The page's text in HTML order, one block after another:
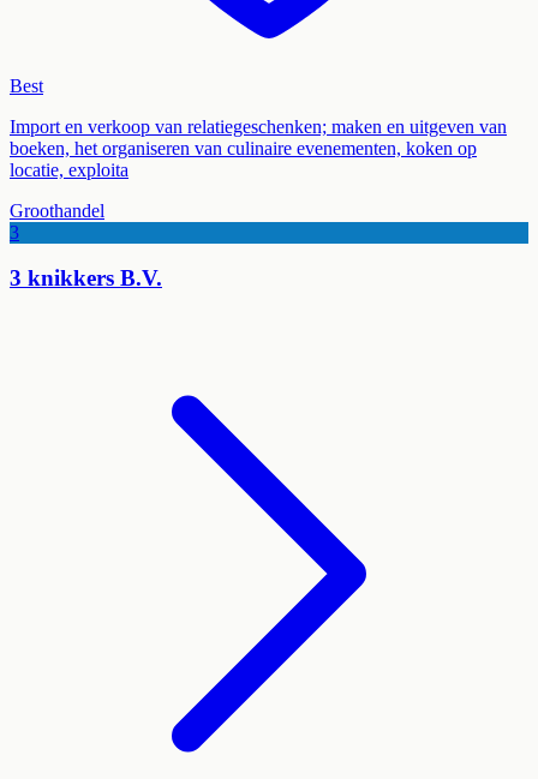
Best
Import en verkoop van relatiegeschenken; maken en uitgeven van
boeken, het organiseren van culinaire evenementen, koken op
locatie, exploita
Groothandel
3
3 knikkers B.V.